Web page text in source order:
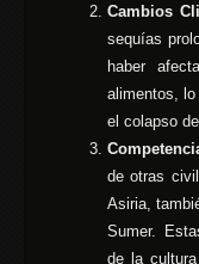
Cambios
sequías
haber
alimentos,
el colapso
de otras
Asiria,
Sumer.
de la